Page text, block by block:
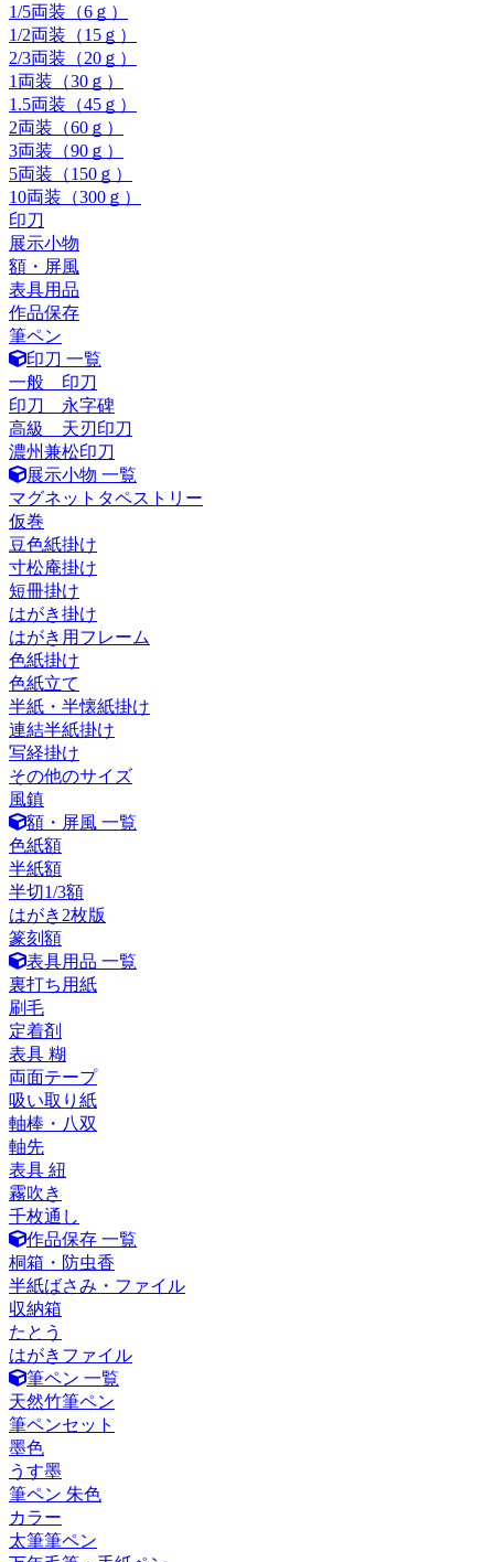
1/5両装（6ｇ）
1/2両装（15ｇ）
2/3両装（20ｇ）
1両装（30ｇ）
1.5両装（45ｇ）
2両装（60ｇ）
3両装（90ｇ）
5両装（150ｇ）
10両装（300ｇ）
印刀
展示小物
額・屏風
表具用品
作品保存
筆ペン
印刀 一覧
一般 印刀
印刀 永字碑
高級 天刃印刀
濃州兼松印刀
展示小物 一覧
マグネットタペストリー
仮巻
豆色紙掛け
寸松庵掛け
短冊掛け
はがき掛け
はがき用フレーム
色紙掛け
色紙立て
半紙・半懐紙掛け
連結半紙掛け
写経掛け
その他のサイズ
風鎮
額・屏風 一覧
色紙額
半紙額
半切1/3額
はがき2枚版
篆刻額
表具用品 一覧
裏打ち用紙
刷毛
定着剤
表具 糊
両面テープ
吸い取り紙
軸棒・八双
軸先
表具 紐
霧吹き
千枚通し
作品保存 一覧
桐箱・防虫香
半紙ばさみ・ファイル
収納箱
たとう
はがきファイル
筆ペン 一覧
天然竹筆ペン
筆ペンセット
墨色
うす墨
筆ペン 朱色
カラー
太筆筆ペン